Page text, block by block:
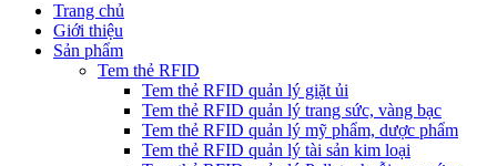
Trang chủ
Giới thiệu
Sản phẩm
Tem thẻ RFID
Tem thẻ RFID quản lý giặt ủi
Tem thẻ RFID quản lý trang sức, vàng bạc
Tem thẻ RFID quản lý mỹ phẩm, dược phẩm
Tem thẻ RFID quản lý tài sản kim loại